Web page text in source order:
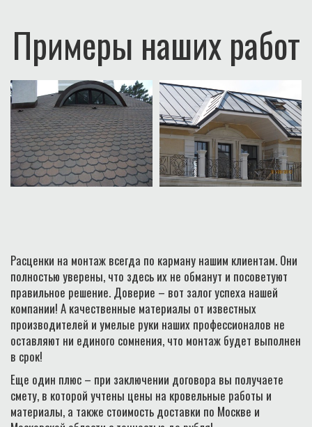
Примеры наших работ
Расценки на монтаж всегда по карману нашим клиентам. Они
полностью уверены, что здесь их не обманут и посоветуют
правильное решение. Доверие – вот залог успеха нашей
компании! А качественные материалы от известных
производителей и умелые руки наших профессионалов не
оставляют ни единого сомнения, что монтаж будет выполнен
в срок!
Еще один плюс – при заключении договора вы получаете
смету, в которой учтены цены на кровельные работы и
материалы, а также стоимость доставки по Москве и